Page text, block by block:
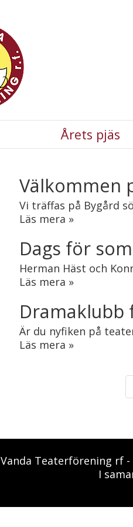
Årets pjäs
Välkommen
Vi träffas på Bygård
Läs mera »
Dags för
Herman Häst och
Läs mera »
Dramaklubb
Är du nyfiken på
Läs mera »
Vanda Teaterförening rf
I